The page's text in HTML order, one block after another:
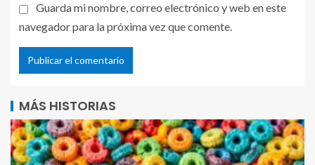
Guarda mi nombre, correo electrónico y web en este
navegador para la próxima vez que comente.
MÁS HISTORIAS